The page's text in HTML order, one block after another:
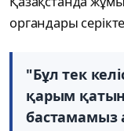
органдары
"Бұл тек
қарым
бастамамыз